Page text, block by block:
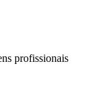
profissionais